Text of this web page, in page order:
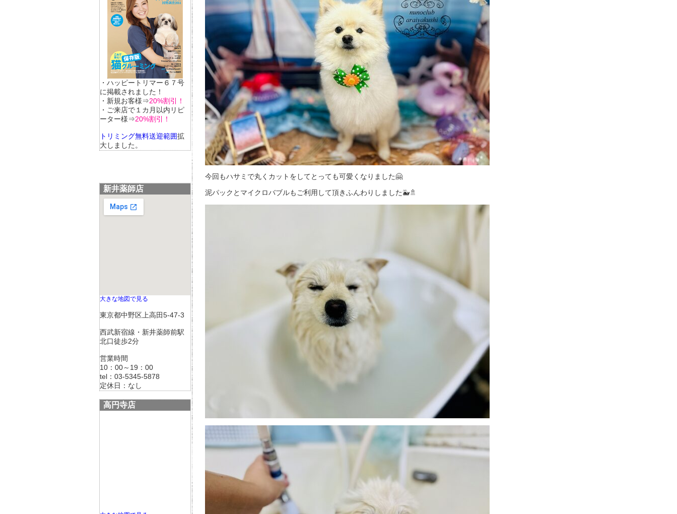
・ハッピートリマー６７号
に掲載されました！
・新規お客様⇒20%割引！
・ご来店で１カ月以内リピ
ーター様⇒20%割引！
トリミング無料送迎範囲拡
大しました。
新井薬師店
大きな地図で見る
東京都中野区上高田5-47-3
西武新宿線・新井薬師前駅
北口徒歩2分
営業時間
10：00～19：00
tel：03-5345-5878
定休日：なし
高円寺店
今回もハサミで丸くカットをしてとっても可愛くなりました🤗
泥パックとマイクロバブルもご利用して頂きふんわりしました🐳🚿